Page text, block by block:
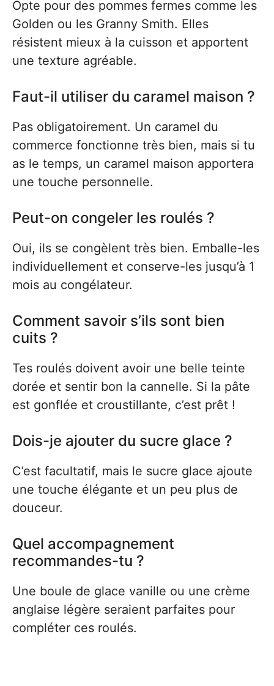
Opte pour des pommes fermes comme les
Golden ou les Granny Smith. Elles
résistent mieux à la cuisson et apportent
une texture agréable.
Faut-il utiliser du caramel maison ?
Pas obligatoirement. Un caramel du
commerce fonctionne très bien, mais si tu
as le temps, un caramel maison apportera
une touche personnelle.
Peut-on congeler les roulés ?
Oui, ils se congèlent très bien. Emballe-les
individuellement et conserve-les jusqu’à 1
mois au congélateur.
Comment savoir s’ils sont bien
cuits ?
Tes roulés doivent avoir une belle teinte
dorée et sentir bon la cannelle. Si la pâte
est gonflée et croustillante, c’est prêt !
Dois-je ajouter du sucre glace ?
C’est facultatif, mais le sucre glace ajoute
une touche élégante et un peu plus de
douceur.
Quel accompagnement
recommandes-tu ?
Une boule de glace vanille ou une crème
anglaise légère seraient parfaites pour
compléter ces roulés.